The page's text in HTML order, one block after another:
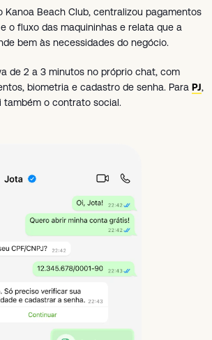
Kanoa Beach Club, centralizou pagamentos
o fluxo das maquininhas e relata que a
bem às necessidades do negócio.
de 2 a 3 minutos no próprio chat, com
biometria e cadastro de senha. Para PJ,
também o contrato social.